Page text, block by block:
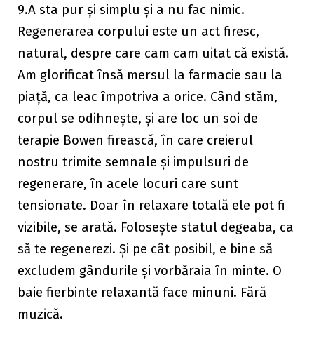
9.A sta pur și simplu și a nu fac nimic.
Regenerarea corpului este un act firesc,
natural, despre care cam cam uitat că există.
Am glorificat însă mersul la farmacie sau la
piață, ca leac împotriva a orice. Când stăm,
corpul se odihnește, și are loc un soi de
terapie Bowen firească, în care creierul
nostru trimite semnale și impulsuri de
regenerare, în acele locuri care sunt
tensionate. Doar în relaxare totală ele pot fi
vizibile, se arată. Folosește statul degeaba, ca
să te regenerezi. Și pe cât posibil, e bine să
excludem gândurile și vorbăraia în minte. O
baie fierbinte relaxantă face minuni. Fără
muzică.